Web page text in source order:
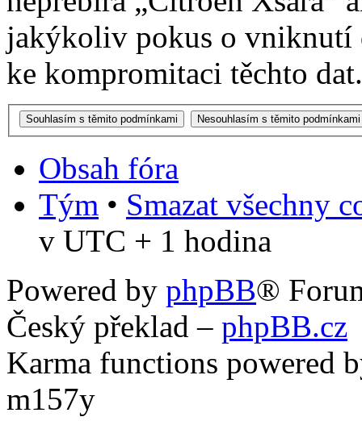
jakýkoliv pokus o vniknutí
ke kompromitaci těchto dat.
Obsah fóra
Tým • Smazat všechny
v UTC + 1 hodina
Powered by phpBB®
Český překlad – phpBB.cz
Karma functions powered
m157y